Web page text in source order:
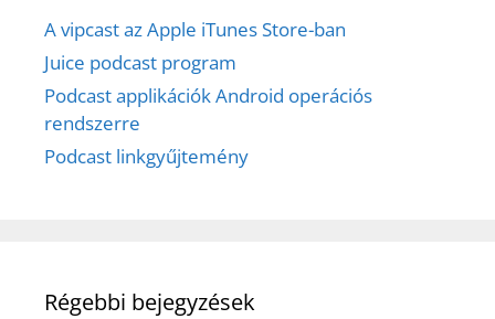
A vipcast az Apple iTunes Store-ban
Juice podcast program
Podcast applikációk Android operációs
rendszerre
Podcast linkgyűjtemény
Régebbi bejegyzések